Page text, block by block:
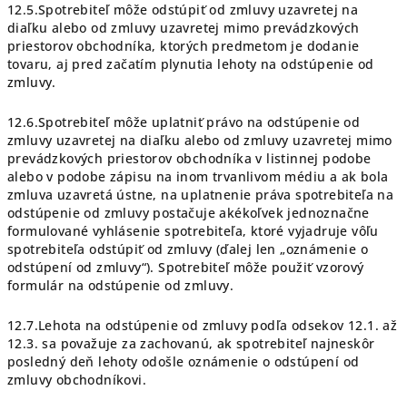
12.5.Spotrebiteľ môže odstúpiť od zmluvy uzavretej na
diaľku alebo od zmluvy uzavretej mimo prevádzkových
priestorov obchodníka, ktorých predmetom je dodanie
tovaru, aj pred začatím plynutia lehoty na odstúpenie od
zmluvy.
12.6.Spotrebiteľ môže uplatniť právo na odstúpenie od
zmluvy uzavretej na diaľku alebo od zmluvy uzavretej mimo
prevádzkových priestorov obchodníka v listinnej podobe
alebo v podobe zápisu na inom trvanlivom médiu a ak bola
zmluva uzavretá ústne, na uplatnenie práva spotrebiteľa na
odstúpenie od zmluvy postačuje akékoľvek jednoznačne
formulované vyhlásenie spotrebiteľa, ktoré vyjadruje vôľu
spotrebiteľa odstúpiť od zmluvy (ďalej len „oznámenie o
odstúpení od zmluvy“). Spotrebiteľ môže použiť vzorový
formulár na odstúpenie od zmluvy.
12.7.Lehota na odstúpenie od zmluvy podľa odsekov 12.1. až
12.3. sa považuje za zachovanú, ak spotrebiteľ najneskôr
posledný deň lehoty odošle oznámenie o odstúpení od
zmluvy obchodníkovi.